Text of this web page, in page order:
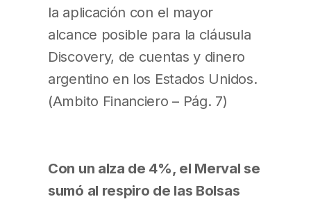
la aplicación con el mayor
alcance posible para la cláusula
Discovery, de cuentas y dinero
argentino en los Estados Unidos.
(Ambito Financiero – Pág. 7)
Con un alza de 4%, el Merval se
sumó al respiro de las Bolsas